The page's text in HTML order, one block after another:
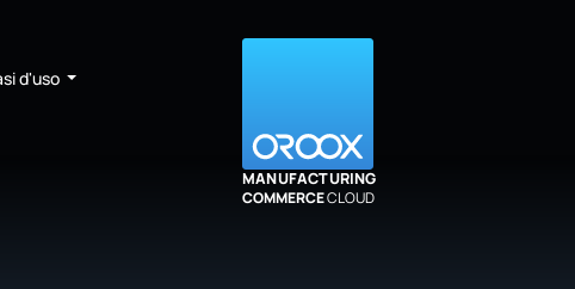
d'uso
MANUFACTURING
COMMERCECLOUD